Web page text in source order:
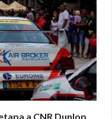
a CNR Dunlop